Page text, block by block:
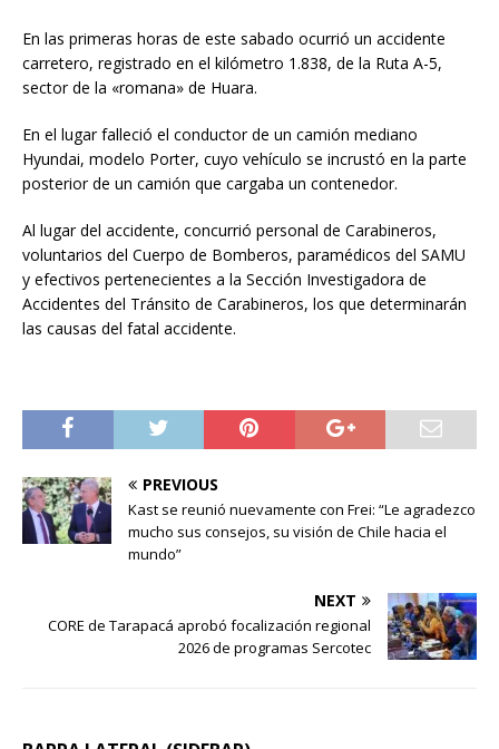
En las primeras horas de este sabado ocurrió un accidente
carretero, registrado en el kilómetro 1.838, de la Ruta A-5,
sector de la «romana» de Huara.
En el lugar falleció el conductor de un camión mediano
Hyundai, modelo Porter, cuyo vehículo se incrustó en la parte
posterior de un camión que cargaba un contenedor.
Al lugar del accidente, concurrió personal de Carabineros,
voluntarios del Cuerpo de Bomberos, paramédicos del SAMU
y efectivos pertenecientes a la Sección Investigadora de
Accidentes del Tránsito de Carabineros, los que determinarán
las causas del fatal accidente.
PREVIOUS
Kast se reunió nuevamente con Frei: “Le agradezco
mucho sus consejos, su visión de Chile hacia el
mundo”
NEXT
CORE de Tarapacá aprobó focalización regional
2026 de programas Sercotec